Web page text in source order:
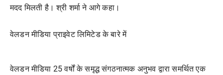
मदद मिलती है। श्री शर्मा ने आगे कहा।
वेलडन मीडिया प्राइवेट लिमिटेड के बारे में
वेलडन मीडिया 25 वर्षों के समृद्ध संगठनात्मक अनुभव द्वारा समर्थित एक